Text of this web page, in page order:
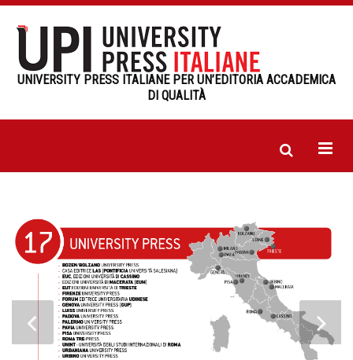
UNIVERSITY PRESS ITALIANE PER UN’EDITORIA ACCADEMICA
DI QUALITÀ